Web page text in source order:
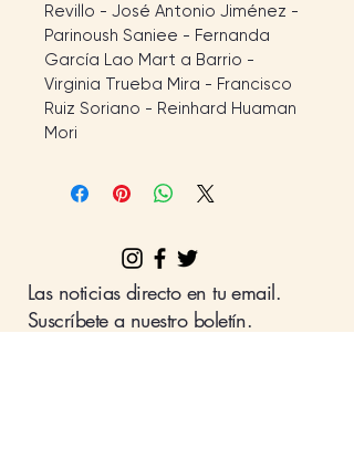
Revillo - José Antonio Jiménez -
Parinoush Saniee - Fernanda
García Lao Mart a Barrio -
Virginia Trueba Mira - Francisco
Ruiz Soriano - Reinhard Huaman
Mori
Las noticias directo en tu email.
Suscríbete a nuestro boletín.